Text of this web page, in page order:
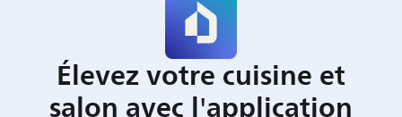
Élevez votre cuisine et
salon avec l'application